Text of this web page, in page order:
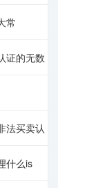
常
证的无数
法买卖认
什么is